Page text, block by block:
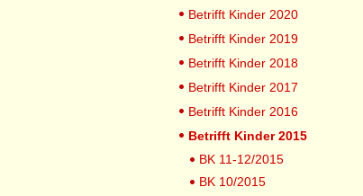
Betrifft Kinder 2020
Betrifft Kinder 2019
Betrifft Kinder 2018
Betrifft Kinder 2017
Betrifft Kinder 2016
Betrifft Kinder 2015
BK 11-12/2015
BK 10/2015